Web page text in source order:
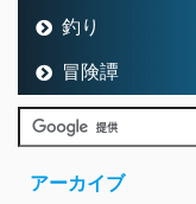
釣り
冒険譚
アーカイブ